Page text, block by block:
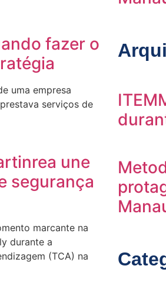
fazer o
uma empresa
serviços de
une
segurança
marcante na
durante a
(TCA) na